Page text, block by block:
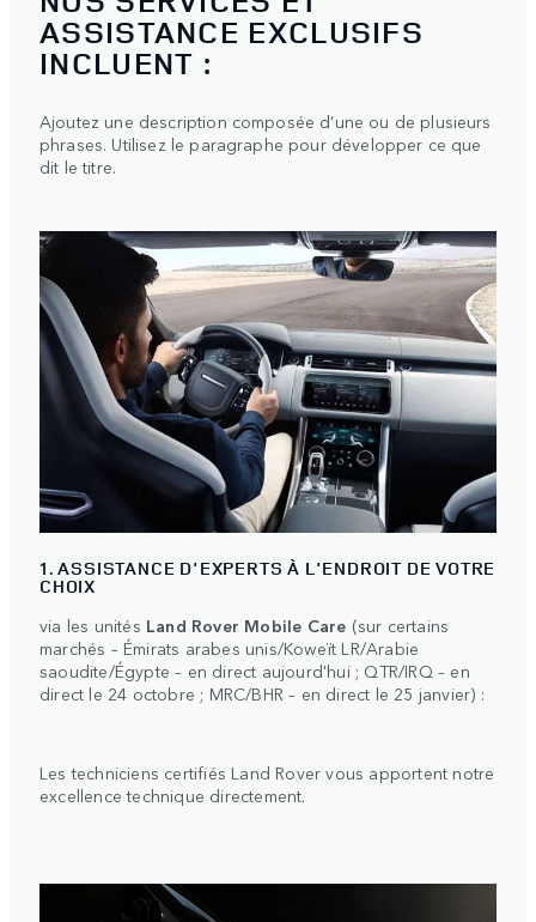
ASSISTANCE EXCLUSIFS
INCLUENT :
Ajoutez une description composée d’une ou de plusieurs
phrases. Utilisez le paragraphe pour développer ce que
dit le titre.
1. ASSISTANCE D'EXPERTS À L'ENDROIT DE VOTRE
CHOIX
via les unités Land Rover Mobile Care (sur certains
marchés – Émirats arabes unis/Koweït LR/Arabie
saoudite/Égypte – en direct aujourd'hui ; QTR/IRQ – en
direct le 24 octobre ; MRC/BHR – en direct le 25 janvier) :
Les techniciens certifiés Land Rover vous apportent notre
excellence technique directement.